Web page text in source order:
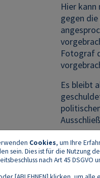
Hier
gegen
Fotograf
Es bleibt
Cookies, um Ihre
sein. Dies ist für die
nach Art 45